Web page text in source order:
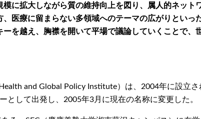
模に拡大しながら質の維持向上を図り、属人的ネッ
、医療に留まらない多領域へのテーマの広がりといっ
ーを越え、胸襟を開いて平場で議論していくことで、
and Global Policy Institute）は、2004年に設立
として出発し、2005年3月に現在の名称に変更した。